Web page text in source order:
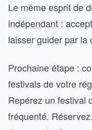
Le même esprit de
indépendant :
laisser guider par la
Prochaine étape :
festivals de votre
Repérez un festival
fréquenté.